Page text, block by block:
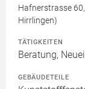
Hafnerstrasse
Hirrlingen)
TÄTIGKEITEN
Beratung,
GEBÄUDETEILE